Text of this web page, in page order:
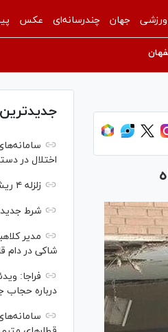
ورزشی جهان چندرسانه‌ای عکس
اختلال در
زلزله ۴ ریشتری بندرلنگه را لرزاند
شرط جدید
شاکی در دام
فراجا:
درباره